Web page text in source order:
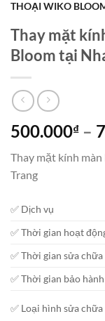
THOẠI WIKO
Thay mặt
Bloom tại
500.000₫ –
Thay mặt kính
Trang
✅ Dịch vụ
✅ Thời gian hoạt
✅ Thời gian sửa chữa
✅ Thời gian bảo hành
✅ Loại hình sửa chữa